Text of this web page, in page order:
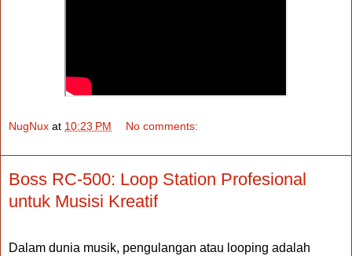
NugNux at 10:23 PM No comments:
Boss RC-500: Loop Station Profesional
untuk Musisi Kreatif
Dalam dunia musik, pengulangan atau looping adalah